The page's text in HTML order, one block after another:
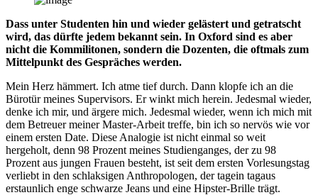
Dass unter Studenten hin und wieder gelästert und getratscht
wird, das dürfte jedem bekannt sein. In Oxford sind es aber
nicht die Kommilitonen, sondern die Dozenten, die oftmals zum
Mittelpunkt des Gespräches werden.
Mein Herz hämmert. Ich atme tief durch. Dann klopfe ich an die
Bürotür meines Supervisors. Er winkt mich herein. Jedesmal wieder,
denke ich mir, und ärgere mich. Jedesmal wieder, wenn ich mich mit
dem Betreuer meiner Master-Arbeit treffe, bin ich so nervös wie vor
einem ersten Date. Diese Analogie ist nicht einmal so weit
hergeholt, denn 98 Prozent meines Studienganges, der zu 98
Prozent aus jungen Frauen besteht, ist seit dem ersten Vorlesungstag
verliebt in den schlaksigen Anthropologen, der tagein tagaus
erstaunlich enge schwarze Jeans und eine Hipster-Brille trägt.